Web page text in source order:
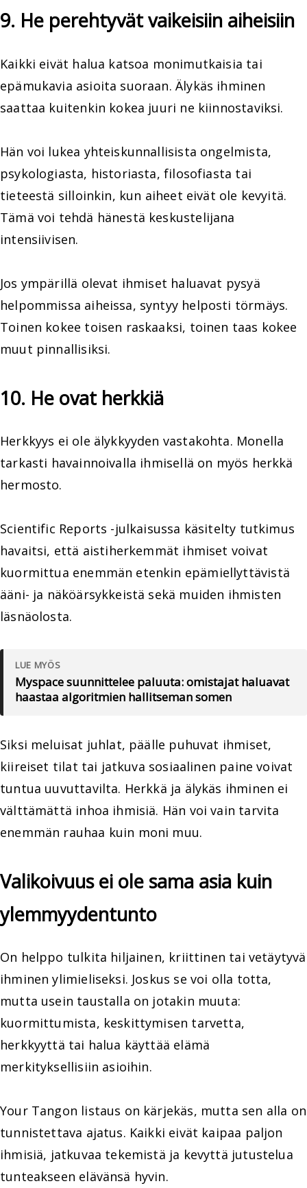
9. He perehtyvät vaikeisiin aiheisiin
Kaikki eivät halua katsoa monimutkaisia tai
epämukavia asioita suoraan. Älykäs ihminen
saattaa kuitenkin kokea juuri ne kiinnostaviksi.
Hän voi lukea yhteiskunnallisista ongelmista,
psykologiasta, historiasta, filosofiasta tai
tieteestä silloinkin, kun aiheet eivät ole kevyitä.
Tämä voi tehdä hänestä keskustelijana
intensiivisen.
Jos ympärillä olevat ihmiset haluavat pysyä
helpommissa aiheissa, syntyy helposti törmäys.
Toinen kokee toisen raskaaksi, toinen taas kokee
muut pinnallisiksi.
10. He ovat herkkiä
Herkkyys ei ole älykkyyden vastakohta. Monella
tarkasti havainnoivalla ihmisellä on myös herkkä
hermosto.
Scientific Reports -julkaisussa käsitelty tutkimus
havaitsi, että aistiherkemmät ihmiset voivat
kuormittua enemmän etenkin epämiellyttävistä
ääni- ja näköärsykkeistä sekä muiden ihmisten
läsnäolosta.
LUE MYÖS
Myspace suunnittelee paluuta: omistajat haluavat
haastaa algoritmien hallitseman somen
Siksi meluisat juhlat, päälle puhuvat ihmiset,
kiireiset tilat tai jatkuva sosiaalinen paine voivat
tuntua uuvuttavilta. Herkkä ja älykäs ihminen ei
välttämättä inhoa ihmisiä. Hän voi vain tarvita
enemmän rauhaa kuin moni muu.
Valikoivuus ei ole sama asia kuin
ylemmyydentunto
On helppo tulkita hiljainen, kriittinen tai vetäytyvä
ihminen ylimieliseksi. Joskus se voi olla totta,
mutta usein taustalla on jotakin muuta:
kuormittumista, keskittymisen tarvetta,
herkkyyttä tai halua käyttää elämä
merkityksellisiin asioihin.
Your Tangon listaus on kärjekäs, mutta sen alla on
tunnistettava ajatus. Kaikki eivät kaipaa paljon
ihmisiä, jatkuvaa tekemistä ja kevyttä jutustelua
tunteakseen elävänsä hyvin.